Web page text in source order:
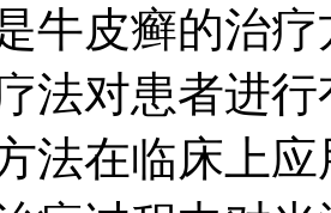
牛皮癣的治
法对患者进
法在临床上